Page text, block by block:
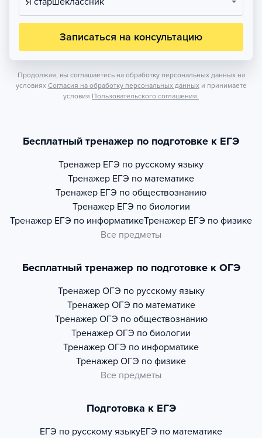
Записаться на консультацию
Продолжая, вы соглашаетесь на обработку персональных данных на
условиях Согласия на обработку персональных данных и принимаете
условия Пользовательского соглашения.
Бесплатный тренажер по подготовке к ЕГЭ
Тренажер ЕГЭ по русскому языку
Тренажер ЕГЭ по математике
Тренажер ЕГЭ по обществознанию
Тренажер ЕГЭ по биологии
Тренажер ЕГЭ по информатикеТренажер ЕГЭ по физике
Все предметы
Бесплатный тренажер по подготовке к ОГЭ
Тренажер ОГЭ по русскому языку
Тренажер ОГЭ по математике
Тренажер ОГЭ по обществознанию
Тренажер ОГЭ по биологии
Тренажер ОГЭ по информатике
Тренажер ОГЭ по физике
Все предметы
Подготовка к ЕГЭ
ЕГЭ по русскому языкуЕГЭ по математике